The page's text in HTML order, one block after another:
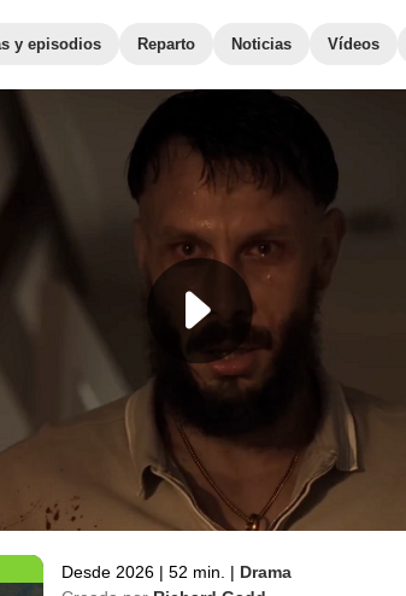
y episodios Reparto Noticias Vídeos
Desde 2026 | 52 min. | Drama